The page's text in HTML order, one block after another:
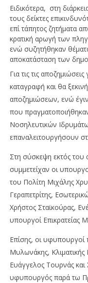
Ειδικότερα, στη
τους δείκτες
επί τάπητος ζητήματα
κρατική αρωγή των
ενώ συζητήθηκαν
αποκατάσταση των
Για τις τις αποζημιώσεις
καταγραφή και θα
αποζημιώσεων, ενώ
που
Νοσηλευτικών
επαναλειτουργήσουν
Στη σύσκεψη εκτός του
συμμετείχαν οι
του Πολίτη Μιχάλης
Γεραπετρίτης,
Χρήστος Σταϊκούρας,
υπουργοί Επικρατείας
Επίσης, οι
Μυλωνάκης, Κλιματικής
Ευάγγελος Τουρνάς
υφυπουργός παρά τω